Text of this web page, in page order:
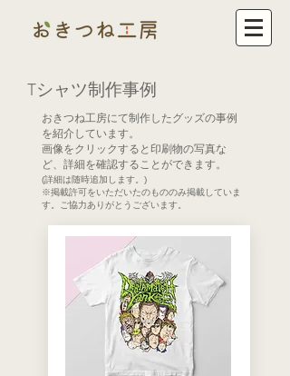
Tシャツ制作事例
おきつね工房にて制作したグッズの事例
を紹介しています。
画像をクリックすると 印刷物の写真な
ど、詳細を確認することができます。
(詳細は随時追加します。)
※掲載許可をいただいたのもののみ掲載していま
す。ご協力ありがとうございます。